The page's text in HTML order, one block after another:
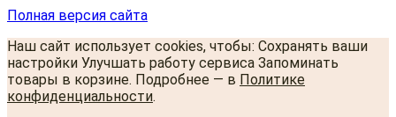
Полная версия сайта
Наш сайт использует cookies, чтобы: Сохранять ваши
настройки Улучшать работу сервиса Запоминать
товары в корзине. Подробнее — в Политике
конфиденциальности.